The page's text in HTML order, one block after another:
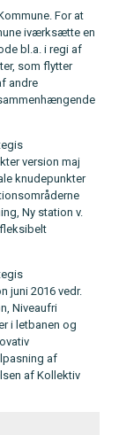
For at
iværksætte en
bl.a. i regi af
som flytter
andre
version maj
knudepunkter
Ny station v.
juni 2016 vedr.
Niveaufri
i letbanen og
af
af Kollektiv